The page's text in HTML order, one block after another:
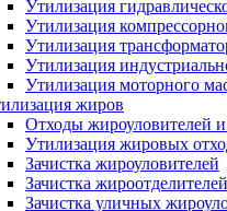
Утилизация
Утилизация
Утилизация
Утилизация
Утилизация моторного
жиров
Отходы жироуловителей и
Утилизация жировых
Зачистка жироуловителей
Зачистка жироотделителей
Зачистка уличных